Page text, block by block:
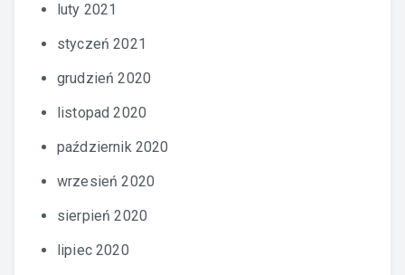
luty 2021
styczeń 2021
grudzień 2020
listopad 2020
październik 2020
wrzesień 2020
sierpień 2020
lipiec 2020